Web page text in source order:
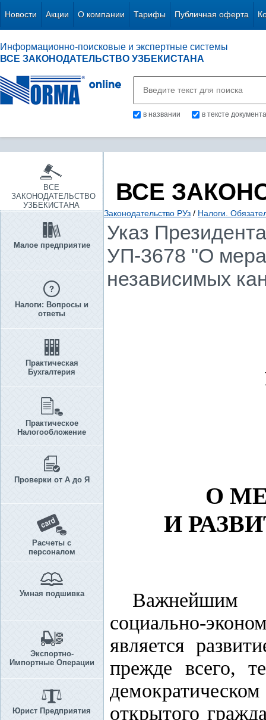
Новости Акции О компании Тарифы Публичная оферта
Информационно-поисковые и экспертные системы
ВСЕ ЗАКОНОДАТЕЛЬСТВО УЗБЕКИСТАНА
в названии в тексте документа
ВСЕ
ЗАКОНОДАТЕЛЬСТВО
УЗБЕКИСТАНА
Малое предприятие
Налоги: Вопросы и
ответы
Практическая
Бухгалтерия
Практическое
Налогообложение
Проверки от А до Я
Расчеты с
персоналом
Умная подшивка
Экспортно-
Импортные Операции
Юрист Предприятия
ВСЕ
Законодательство РУз / Налоги.
Указ
УП-3678 "О
независимых
О
И
Важнейшим
социально-
является
прежде всего,
открытого